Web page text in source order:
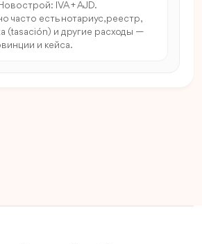
IVA + AJD.
часто есть нотариус, реестр,
(tasación) и другие расходы —
и кейса.